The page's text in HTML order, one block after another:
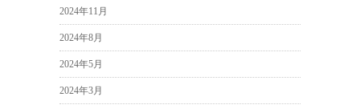
2024年11月
2024年8月
2024年5月
2024年3月